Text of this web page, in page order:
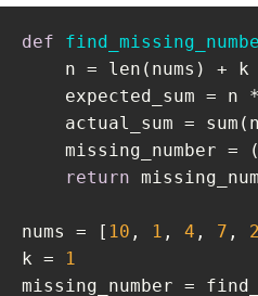
def
    n = len(nums) + k
expected_sum = n
actual_sum =
missing_number =
return
nums = [ 10 , 1 , 4 , 7 , 2
k =
1
missing_number =